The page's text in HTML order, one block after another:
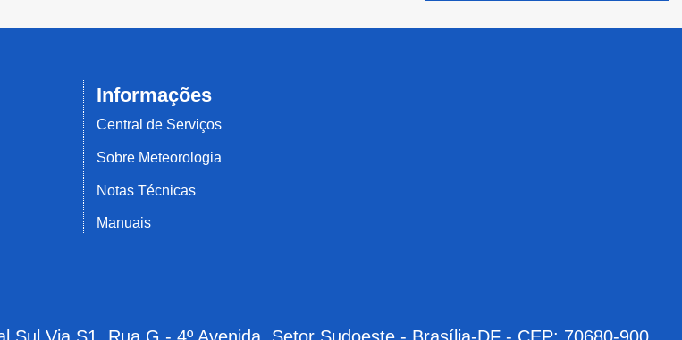
Informações
Central de Serviços
Sobre Meteorologia
Notas Técnicas
Manuais